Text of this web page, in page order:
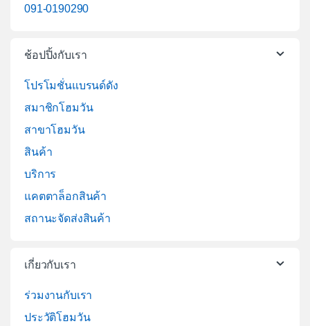
091-0190290
ช้อปปิ้งกับเรา
โปรโมชั่นแบรนด์ดัง
สมาชิกโฮมวัน
สาขาโฮมวัน
สินค้า
บริการ
แคตตาล็อกสินค้า
สถานะจัดส่งสินค้า
เกี่ยวกับเรา
ร่วมงานกับเรา
ประวัติโฮมวัน